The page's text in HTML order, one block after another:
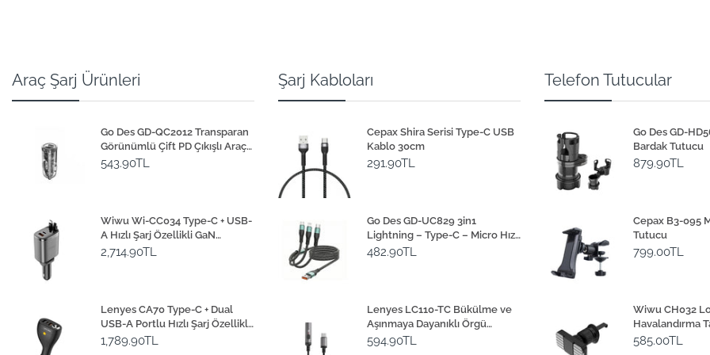
Araç Şarj Ürünleri
Go Des GD-QC2012 Transparan
Görünümlü Çift PD Çıkışlı Araç
Şarj Başlığı 40W
543.90TL
Wiwu Wi-CC034 Type-C + USB-
A Hızlı Şarj Özellikli GaN
Teknolojili Dahili Kablolu Araç
2,714.90TL
Lenyes CA70 Type-C + Dual
USB-A Portlu Hızlı Şarj Özellikli
Çok Fonksiyonlu Araç Şarj Aleti
1,789.90TL
Şarj Kabloları
Cepax Shira Serisi Type-C USB
Kablo 30cm
291.90TL
Go Des GD-UC829 3in1
Lightning – Type-C – Micro Hızlı
Şarj Kablosu 1M
482.90TL
Lenyes LC110-TC Bükülme ve
Aşınmaya Dayanıklı Örgü
Tasarımlı Type-C Bağlantılı
594.90TL
Telefon Tutucular
Go Des GD-
Bardak Tutucu
879.90TL
Cepax B3-095
Tutucu
799.00TL
Wiwu CH032
Havalandırma
Magnetik Araç
585.00TL